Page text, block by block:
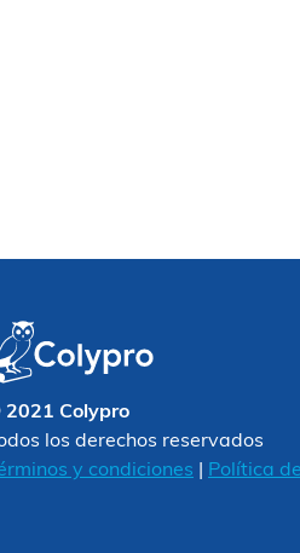
2021 Colypro
los derechos reservados
y condiciones
Política